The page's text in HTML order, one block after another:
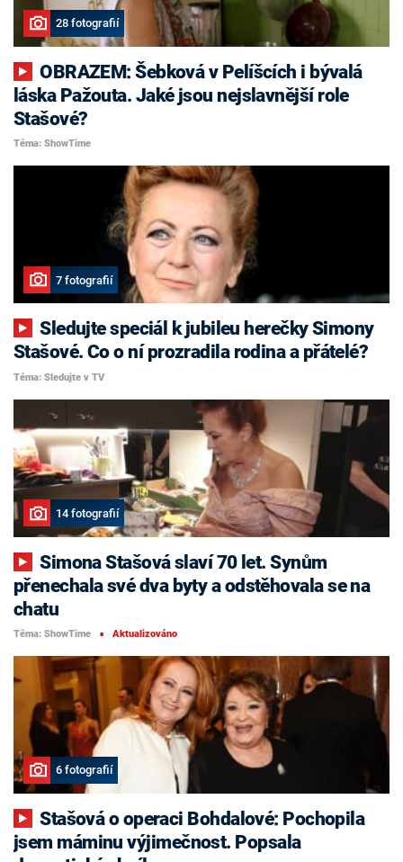
28 fotografií
OBRAZEM: Šebková v Pelíšcích i bývalá
láska Pažouta. Jaké jsou nejslavnější role
Stašové?
Téma: ShowTime
7 fotografií
Sledujte speciál k jubileu herečky Simony
Stašové. Co o ní prozradila rodina a přátelé?
Téma: Sledujte v TV
14 fotografií
Simona Stašová slaví 70 let. Synům
přenechala své dva byty a odstěhovala se na
chatu
Téma: ShowTime ■ Aktualizováno
6 fotografií
Stašová o operaci Bohdalové: Pochopila
jsem máminu výjimečnost. Popsala